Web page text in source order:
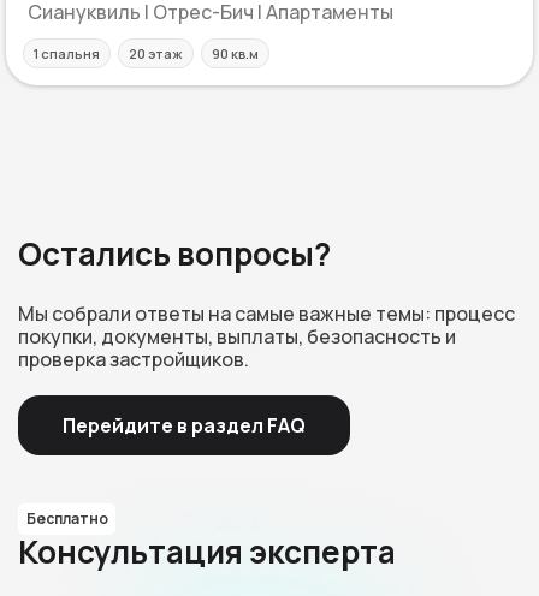
Сиануквиль | Отрес-Бич | Апартаменты
1 спальня 20 этаж 90 кв.м
Остались вопросы?
Мы собрали ответы на самые важные темы: процесс
покупки, документы, выплаты, безопасность и
проверка застройщиков.
Перейдите в раздел FAQ
Бесплатно
Консультация эксперта